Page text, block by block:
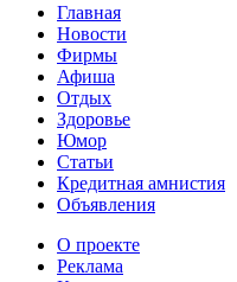
Главная
Новости
Фирмы
Афиша
Отдых
Здоровье
Юмор
Статьи
Кредитная амнистия
Объявления
О проекте
Реклама